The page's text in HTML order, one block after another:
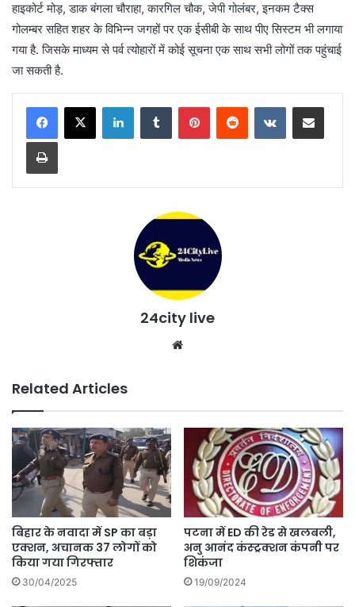
हाइकोर्ट मोड़, डाक बंगला चौराहा, कारगिल चौक, जेपी गोलंबर, इनकम टैक्स
गोलम्बर सहित शहर के विभिन्न जगहों पर एक ईसीबी के साथ पीए सिस्टम भी लगाया
गया है. जिसके माध्यम से पर्व त्योहारों में कोई सूचना एक साथ सभी लोगों तक पहुंचाई
जा सकती है.
LinkedInTumblr PinterestReddit VKontakteShare via Email
Print
24city live
Related Articles
बिहार के नवादा में SP का बड़ा
एक्शन, अचानक 37 लोगों को
किया गया गिरफ्तार
30/04/2025
पटना में ED की रेड से खलबली,
अनु आनंद कंस्ट्रक्शन कंपनी पर
शिकंजा
19/09/2024